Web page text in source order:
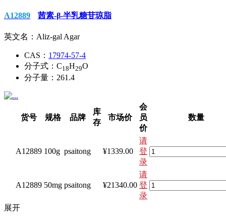
A12889 茜素-β-半乳糖苷琼脂
英文名： Aliz-gal Agar
CAS： 17974-57-4
分子式： C18H29O
分子量： 261.4
货号 规格 品牌
库
存
市场价
会
员
价
数量
A12889 100g psaitong ¥1339.00
请
登
录
A12889 50mg psaitong ¥21340.00
请
登
录
展开